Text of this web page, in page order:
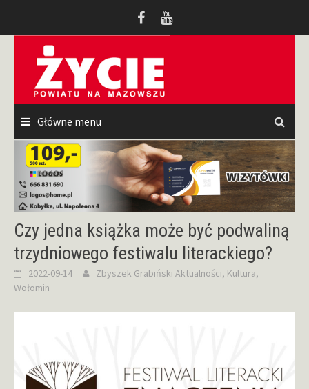
Główne menu
Czy jedna książka może być podwaliną
trzydniowego festiwalu literackiego?
2022-09-14 Zbyszek Grabiński Aktualności, Kultura,
Wołomin